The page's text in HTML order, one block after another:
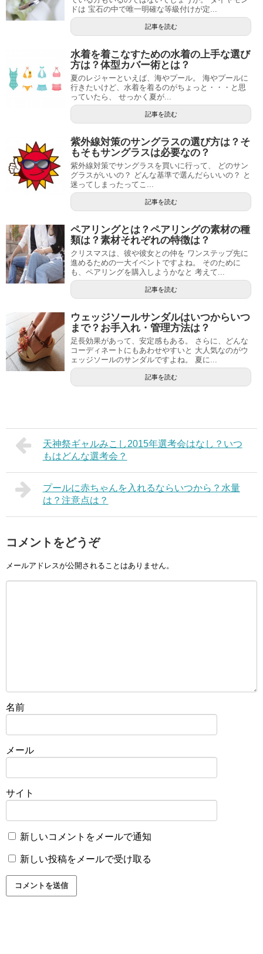
ドは 宝石の中で唯一明確な等級付けが定...
記事を読む
水着を着こなすための水着の上手な選び
方は？体型カバー術とは？
夏のレジャーといえば、海やプール。 海やプールに
行きたいけど、水着を着るのがちょっと・・・と思
っていたら、 せっかく夏が...
記事を読む
紫外線対策のサングラスの選び方は？そ
もそもサングラスは必要なの？
紫外線対策でサングラスを買いに行って、 どのサン
グラスがいいの？ どんな基準で選んだらいいの？ と
迷ってしまったってこ...
記事を読む
ペアリングとは？ペアリングの素材の種
類は？素材それぞれの特徴は？
クリスマスは、彼や彼女との仲を ワンステップ先に
進めるための一大イベントですよね。 そのために
も、ペアリングを購入しようかなと 考えて...
記事を読む
ウェッジソールサンダルはいつからいつ
まで？お手入れ・管理方法は？
足長効果があって、安定感もある。 さらに、どんな
コーディネートにもあわせやすいと 大人気なのがウ
ェッジソールのサンダルですよね。 夏に...
記事を読む
天神祭ギャルみこし2015年選考会はなし？いつ
もはどんな選考会？
プールに赤ちゃんを入れるならいつから？水量
は？注意点は？
コメントをどうぞ
メールアドレスが公開されることはありません。
名前
メール
サイト
新しいコメントをメールで通知
新しい投稿をメールで受け取る